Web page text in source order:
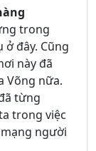
trong
đây. Cũng
này đã
Võng nữa.
từng
trong việc
người